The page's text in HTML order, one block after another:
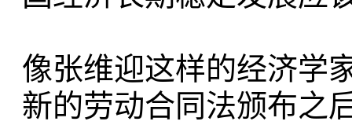
像张维迎这样的经济学
新的劳动合同法颁布之